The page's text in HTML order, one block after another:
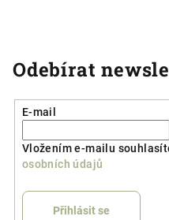
Odebírat
E-mail
Vložením e-mailu
osobních údajů
Přihlásit se